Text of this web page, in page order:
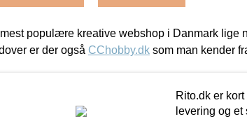
populære kreative webshop i Danmark lige
er der også CChobby.dk som man kender
Rito.dk er
levering og